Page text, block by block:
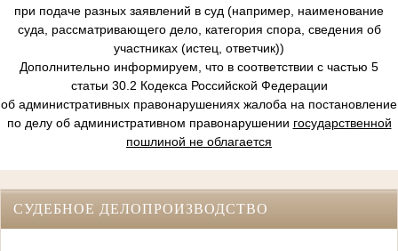
при подаче разных заявлений в суд (например, наименование
суда, рассматривающего дело, категория спора, сведения об
участниках (истец, ответчик))
Дополнительно информируем, что в соответствии с частью 5
статьи 30.2 Кодекса Российской Федерации
об административных правонарушениях жалоба на постановление
по делу об административном правонарушении государственной
пошлиной не облагается
СУДЕБНОЕ ДЕЛОПРОИЗВОДСТВО